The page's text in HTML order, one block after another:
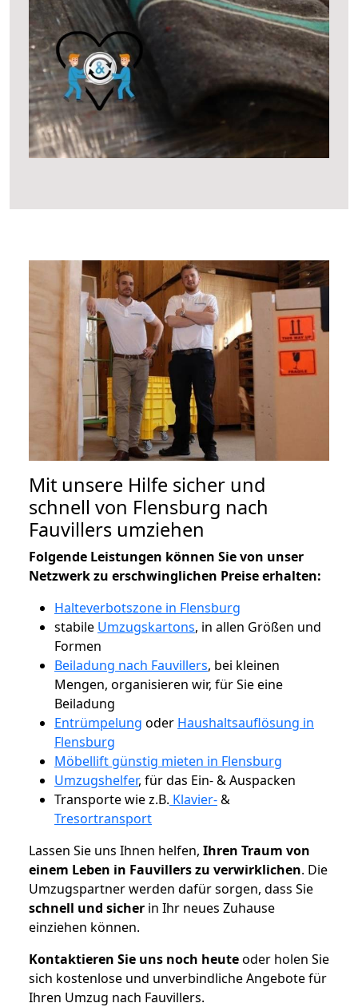
Mit unsere Hilfe sicher und
schnell von Flensburg nach
Fauvillers umziehen
Folgende Leistungen können Sie von unser
Netzwerk zu erschwinglichen Preise erhalten:
Halteverbotszone in Flensburg
stabile Umzugskartons, in allen Größen und
Formen
Beiladung nach Fauvillers, bei kleinen
Mengen, organisieren wir, für Sie eine
Beiladung
Entrümpelung oder Haushaltsauflösung in
Flensburg
Möbellift günstig mieten in Flensburg
Umzugshelfer, für das Ein- & Auspacken
Transporte wie z.B. Klavier-&
Tresortransport
Lassen Sie uns Ihnen helfen, Ihren Traum von
einem Leben in Fauvillers zu verwirklichen. Die
Umzugspartner werden dafür sorgen, dass Sie
schnell und sicher in Ihr neues Zuhause
einziehen können.
Kontaktieren Sie uns noch heuteoder holen Sie
sich kostenlose und unverbindliche Angebote für
Ihren Umzug nach Fauvillers.